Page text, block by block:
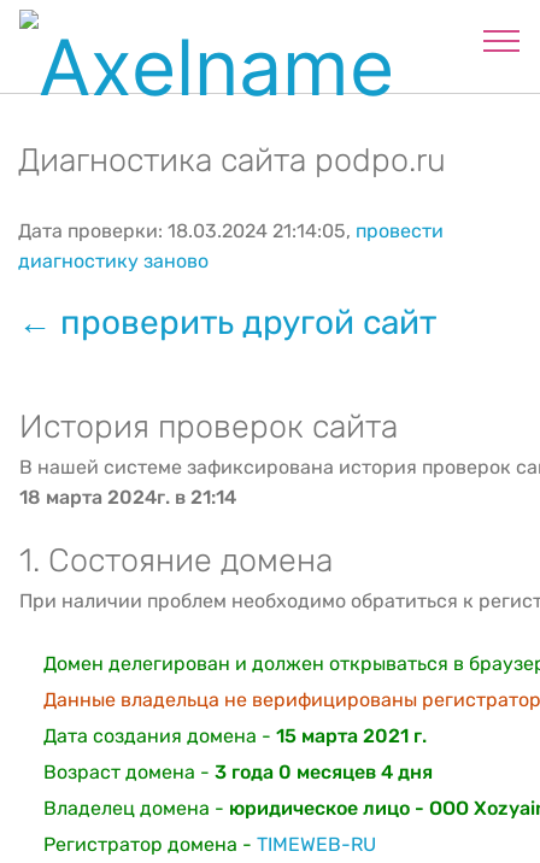
Диагностика сайта podpo.ru
Дата проверки: 18.03.2024 21:14:05, провести
диагностику заново
← проверить другой сайт
История проверок сайта
В нашей системе зафиксирована история проверок
18 марта 2024г. в 21:14
1. Состояние домена
При наличии проблем необходимо обратиться к
Домен делегирован и должен открываться в
Данные владельца не верифицированы
Дата создания домена - 15 марта 2021 г.
Возраст домена - 3 года 0 месяцев 4 дня
Владелец домена - юридическое лицо - OOO
Регистратор домена - TIMEWEB-RU